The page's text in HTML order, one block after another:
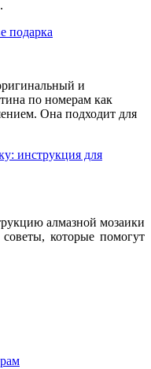
подарка
и
по номерам как
Она подходит для
инструкция для
алмазной мозаики
советы, которые помогут